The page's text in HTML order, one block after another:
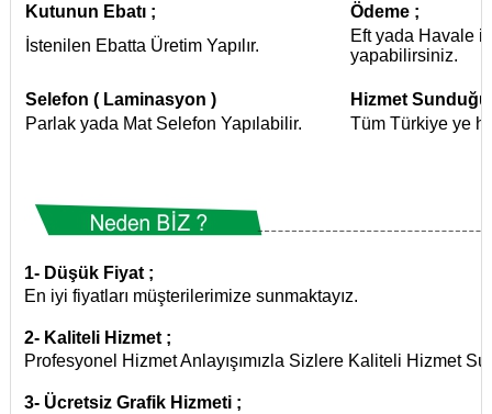
Kutunun Ebatı ;
Ödeme ;
İstenilen Ebatta Üretim Yapılır.
Eft yada Havale
yapabilirsiniz.
Selefon ( Laminasyon )
Hizmet
Parlak yada Mat Selefon Yapılabilir.
Tüm Türkiye ye
1- Düşük Fiyat ;
En iyi fiyatları müşterilerimize sunmaktayız.
2- Kaliteli Hizmet ;
Profesyonel Hizmet Anlayışımızla Sizlere Kaliteli Hizmet
3- Ücretsiz Grafik Hizmeti ;